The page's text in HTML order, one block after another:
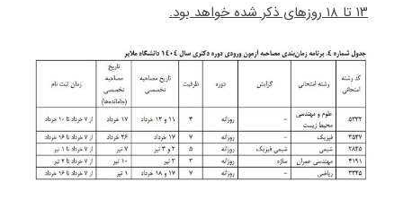
۱۳ تا ۱۸ روزهای ذکر شده خواهد بود.